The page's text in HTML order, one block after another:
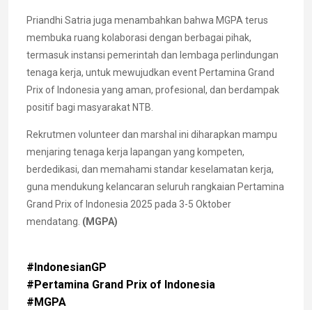
Priandhi Satria juga menambahkan bahwa MGPA terus
membuka ruang kolaborasi dengan berbagai pihak,
termasuk instansi pemerintah dan lembaga perlindungan
tenaga kerja, untuk mewujudkan event Pertamina Grand
Prix of Indonesia yang aman, profesional, dan berdampak
positif bagi masyarakat NTB.
Rekrutmen volunteer dan marshal ini diharapkan mampu
menjaring tenaga kerja lapangan yang kompeten,
berdedikasi, dan memahami standar keselamatan kerja,
guna mendukung kelancaran seluruh rangkaian Pertamina
Grand Prix of Indonesia 2025 pada 3-5 Oktober
mendatang. (MGPA)
#IndonesianGP
#Pertamina Grand Prix of Indonesia
#MGPA